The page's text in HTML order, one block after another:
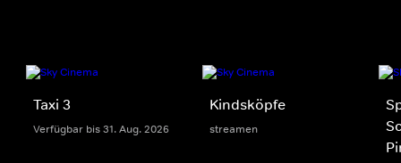
Taxi 3
Verfügbar bis 31. Aug. 2026
Kindsköpfe
streamen